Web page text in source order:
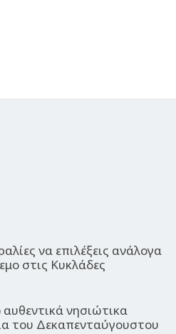
να επιλέξεις ανάλογα
στις Κυκλάδες
νησιώτικα
του Δεκαπενταύγουστου